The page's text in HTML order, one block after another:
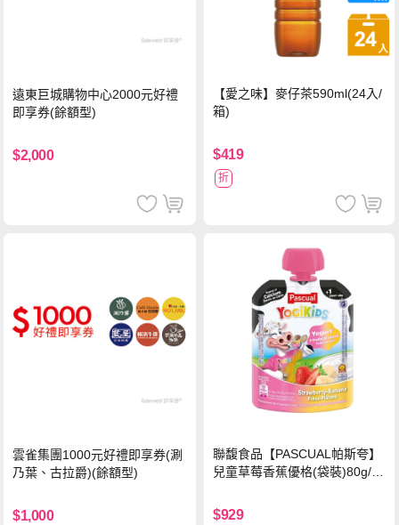
遠東巨城購物中心2000元好禮
即享券(餘額型)
$2,000
【愛之味】麥仔茶590ml(24入/
箱)
$419
折
雲雀集團1000元好禮即享券(涮
乃葉、古拉爵)(餘額型)
$1,000
聯馥食品【PASCUAL帕斯夸】
兒童草莓香蕉優格(袋裝)80g/袋
$929